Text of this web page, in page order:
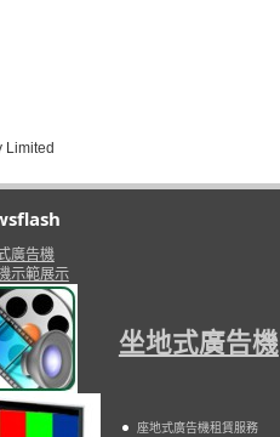
Limited
廣告機
示範展示
坐地式廣告機
座地式廣告機租賃服務